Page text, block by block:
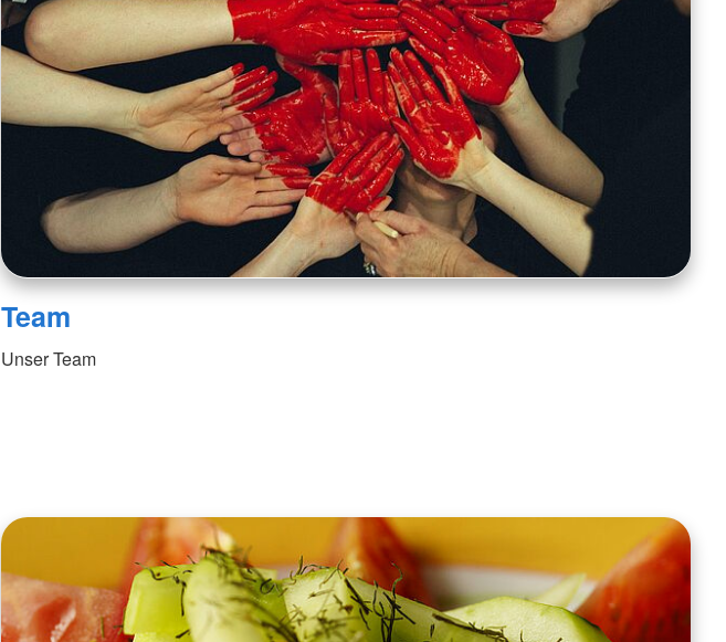
Team
Unser Team